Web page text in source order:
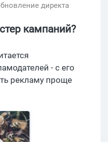
директа
кампаний?
- с его
рекламу проще